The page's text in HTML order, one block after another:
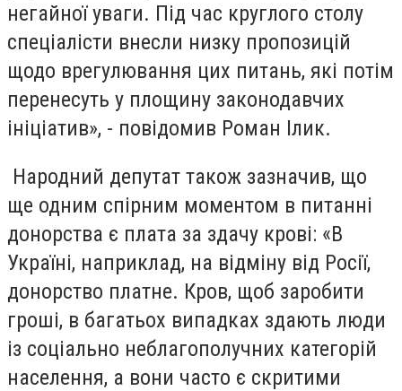
негайної уваги. Під час круглого столу
спеціалісти внесли низку пропозицій
щодо врегулювання цих питань, які потім
перенесуть у площину законодавчих
ініціатив», - повідомив Роман Ілик.
Народний депутат також зазначив, що
ще одним спірним моментом в питанні
донорства є плата за здачу крові: «В
Україні, наприклад, на відміну від Росії,
донорство платне. Кров, щоб заробити
гроші, в багатьох випадках здають люди
із соціально неблагополучних категорій
населення, а вони часто є скритими